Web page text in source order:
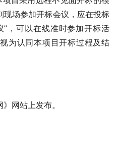
场参加开标会议，应在投标
，可以在线准时参加开标活
为认同本项目开标过程及结
网站上发布。